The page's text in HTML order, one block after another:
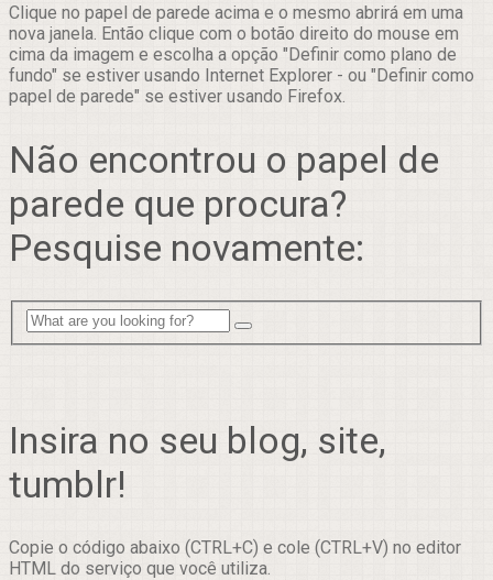
Clique no papel de parede acima e o mesmo abrirá em uma
nova janela. Então clique com o botão direito do mouse em
cima da imagem e escolha a opção "Definir como plano de
fundo" se estiver usando Internet Explorer - ou "Definir como
papel de parede" se estiver usando Firefox.
Não encontrou o papel de
parede que procura?
Pesquise novamente:
Insira no seu blog, site,
tumblr!
Copie o código abaixo (CTRL+C) e cole (CTRL+V) no editor
HTML do serviço que você utiliza.